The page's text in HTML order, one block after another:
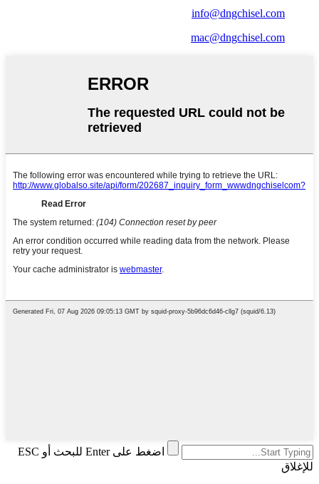
info@dngchisel.com
mac@dngchisel.com
اضغط على Enter للبحث أو ESC
للإغلاق